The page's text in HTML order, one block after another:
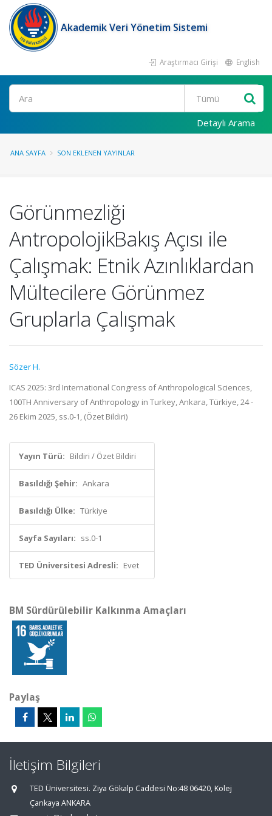
Akademik Veri Yönetim Sistemi
Araştırmacı Girişi English
Ara
Detaylı Arama
ANA SAYFA SON EKLENEN YAYINLAR
Görünmezliği
AntropolojikBakış Açısı ile
Çalışmak: Etnik Azınlıklardan
Mültecilere Görünmez
Gruplarla Çalışmak
Sözer H.
ICAS 2025: 3rd International Congress of Anthropological Sciences,
100TH Anniversary of Anthropology in Turkey, Ankara, Türkiye, 24 -
26 Ekim 2025, ss.0-1, (Özet Bildiri)
Yayın Türü: Bildiri / Özet Bildiri
Basıldığı Şehir: Ankara
Basıldığı Ülke: Türkiye
Sayfa Sayıları: ss.0-1
TED Üniversitesi Adresli: Evet
BM Sürdürülebilir Kalkınma Amaçları
Paylaş
İletişim Bilgileri
TED Üniversitesi. Ziya Gökalp Caddesi No:48 06420, Kolej
Çankaya ANKARA